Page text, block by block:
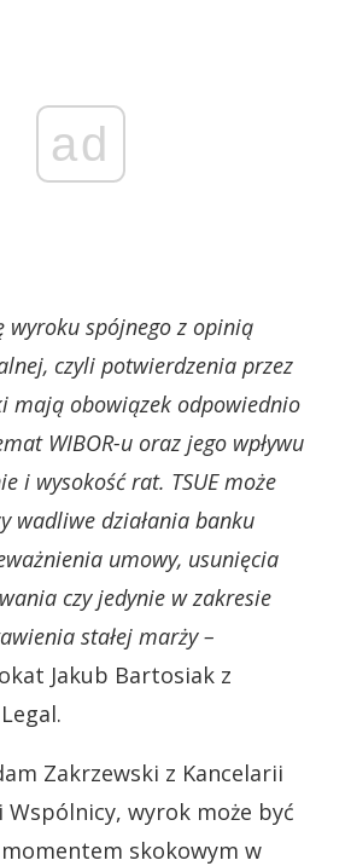
ad
wyroku spójnego z opinią
czyli potwierdzenia przez
mają obowiązek odpowiednio
WIBOR-u oraz jego wpływu
i wysokość rat. TSUE może
wadliwe działania banku
umowy, usunięcia
czy jedynie w zakresie
stałej marży –
Jakub Bartosiak z
Zakrzewski z Kancelarii
Wspólnicy, wyrok może być
skokowym w